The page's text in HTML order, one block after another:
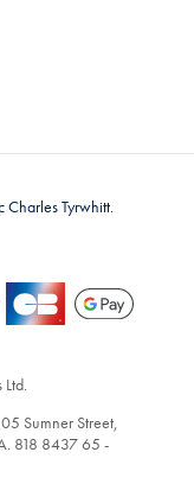
Charles Tyrwhitt.
Sumner Street,
818 8437 65 -